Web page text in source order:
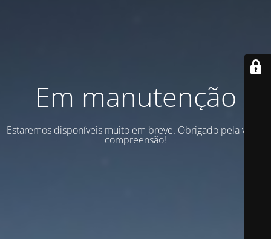
Em manutenção
Estaremos disponíveis muito em breve. Obrigado pela vossa
compreensão!